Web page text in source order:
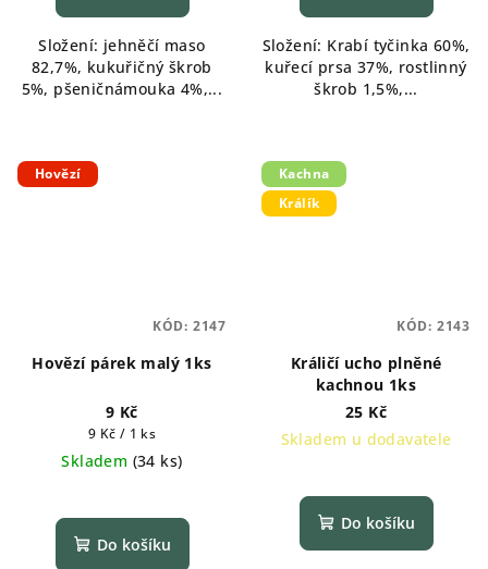
Složení: jehněčí maso
82,7%, kukuřičný škrob
5%, pšeničnámouka 4%,...
Složení: Krabí tyčinka 60%,
kuřecí prsa 37%, rostlinný
škrob 1,5%,...
Hovězí
Hovězí párek malý 1ks
9 Kč
Měrná
cena:
9 Kč / 1 ks
Skladem (34 ks)
Do košíku
KÓD: 2147
Kachna
Králík
Králičí ucho plněné
kachnou 1ks
25 Kč
Skladem u dodavatele
Do košíku
KÓD: 2143